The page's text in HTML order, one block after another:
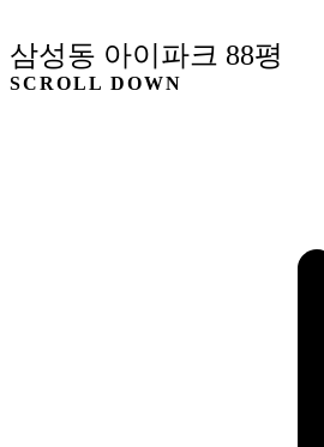
삼성동 아이파크 88평
SCROLL DOWN